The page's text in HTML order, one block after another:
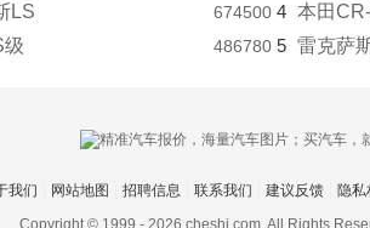
LS 674500
级 486780
4 本田
5 雷克萨
我们 网站地图 招聘信息 联系我们 建议反馈 隐私
Copyright © 1999 - 2026 cheshi.com. All Rights